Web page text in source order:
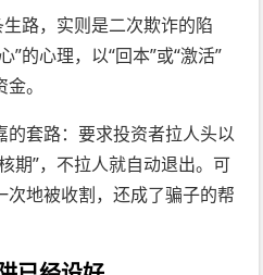
路，实则是二次欺诈的陷
”的心理，以“回本”或“激活”
。
套路：要求投资者拉人头以
期”，不拉人就自动退出。可
地被收割，还成了骗子的帮